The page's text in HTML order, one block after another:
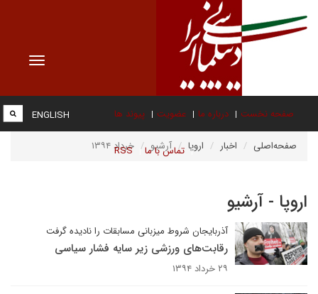
Toggle
صفحه نخست درباره ما عضویت پیوند ها
تماس با ما RSS
ENGLISH
صفحه‌اصلی اخبار اروپا آرشیو خرداد ۱۳۹۴
اروپا - آرشیو
آذربایجان شروط میزبانی مسابقات را نادیده گرفت
رقابت‌های ورزشی زیر سایه فشار سیاسی
۲۹ خرداد ۱۳۹۴